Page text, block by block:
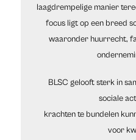
laagdrempelige manier
focus ligt op een breed
waaronder huurrecht,
BLSC gelooft sterk in
sociale
krachten te bundelen
voor